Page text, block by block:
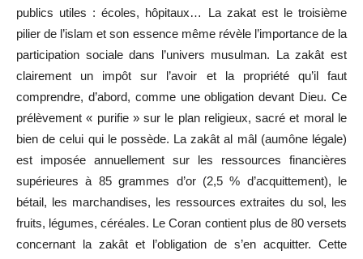
publics utiles : écoles, hôpitaux… La zakat est le troisième
pilier de l’islam et son essence même révèle l’importance de la
participation sociale dans l’univers musulman. La zakât est
clairement un impôt sur l’avoir et la propriété qu’il faut
comprendre, d’abord, comme une obligation devant Dieu. Ce
prélèvement « purifie » sur le plan religieux, sacré et moral le
bien de celui qui le possède. La zakât al mâl (aumône légale)
est imposée annuellement sur les ressources financières
supérieures à 85 grammes d’or (2,5 % d’acquittement), le
bétail, les marchandises, les ressources extraites du sol, les
fruits, légumes, céréales. Le Coran contient plus de 80 versets
concernant la zakât et l’obligation de s’en acquitter. Cette